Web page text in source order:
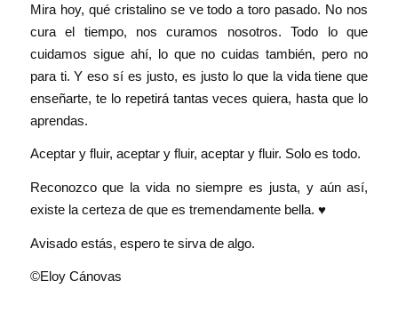
Mira hoy, qué cristalino se ve todo a toro pasado. No nos
cura el tiempo, nos curamos nosotros. Todo lo que
cuidamos sigue ahí, lo que no cuidas también, pero no
para ti. Y eso sí es justo, es justo lo que la vida tiene que
enseñarte, te lo repetirá tantas veces quiera, hasta que lo
aprendas.
Aceptar y fluir, aceptar y fluir, aceptar y fluir. Solo es todo.
Reconozco que la vida no siempre es justa, y aún así,
existe la certeza de que es tremendamente bella. ♥️
Avisado estás, espero te sirva de algo.
©Eloy Cánovas